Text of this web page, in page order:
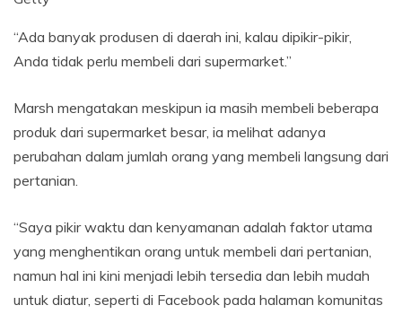
“Ada banyak produsen di daerah ini, kalau dipikir-pikir,
Anda tidak perlu membeli dari supermarket.”
Marsh mengatakan meskipun ia masih membeli beberapa
produk dari supermarket besar, ia melihat adanya
perubahan dalam jumlah orang yang membeli langsung dari
pertanian.
“Saya pikir waktu dan kenyamanan adalah faktor utama
yang menghentikan orang untuk membeli dari pertanian,
namun hal ini kini menjadi lebih tersedia dan lebih mudah
untuk diatur, seperti di Facebook pada halaman komunitas